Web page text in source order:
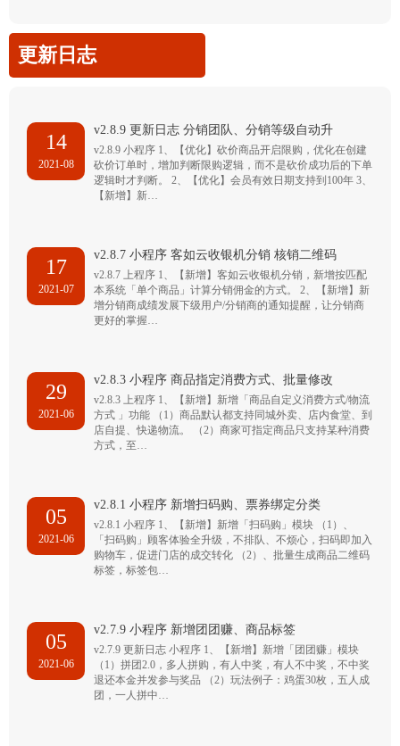
更新日志
14
2021-08
v2.8.9 更新日志 分销团队、分销等级自动升
v2.8.9 小程序 1、【优化】砍价商品开启限购，优化在创建
砍价订单时，增加判断限购逻辑，而不是砍价成功后的下单
逻辑时才判断。 2、【优化】会员有效日期支持到100年 3、
【新增】新…
17
2021-07
v2.8.7 小程序 客如云收银机分销 核销二维码
v2.8.7 上程序 1、【新增】客如云收银机分销，新增按匹配
本系统「单个商品」计算分销佣金的方式。 2、【新增】新
增分销商成绩发展下级用户/分销商的通知提醒，让分销商
更好的掌握…
29
2021-06
v2.8.3 小程序 商品指定消费方式、批量修改
v2.8.3 上程序 1、【新增】新增「商品自定义消费方式/物流
方式 」功能 （1）商品默认都支持同城外卖、店内食堂、到
店自提、快递物流。 （2）商家可指定商品只支持某种消费
方式，至…
05
2021-06
v2.8.1 小程序 新增扫码购、票券绑定分类
v2.8.1 小程序 1、【新增】新增「扫码购」模块 （1）、
「扫码购」顾客体验全升级，不排队、不烦心，扫码即加入
购物车，促进门店的成交转化 （2）、批量生成商品二维码
标签，标签包…
05
2021-06
v2.7.9 小程序 新增团团赚、商品标签
v2.7.9 更新日志 小程序 1、【新增】新增「团团赚」模块
（1）拼团2.0，多人拼购，有人中奖，有人不中奖，不中奖
退还本金并发参与奖品 （2）玩法例子：鸡蛋30枚，五人成
团，一人拼中…